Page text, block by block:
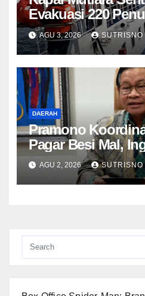
Evakuasi 220
Berlangsung
AGU 3, 2026 SUTRISNO
DAERAH
Pramono
Pagar Besi Mal,
Jakarta Tetap
AGU 2, 2026 SUTRISNO